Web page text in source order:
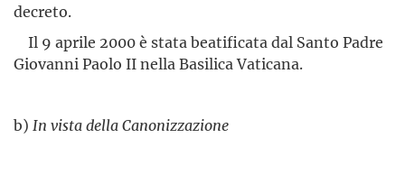
decreto.
Il 9 aprile 2000 è stata beatificata dal Santo Padre
Giovanni Paolo II nella Basilica Vaticana.
b) In vista della Canonizzazione